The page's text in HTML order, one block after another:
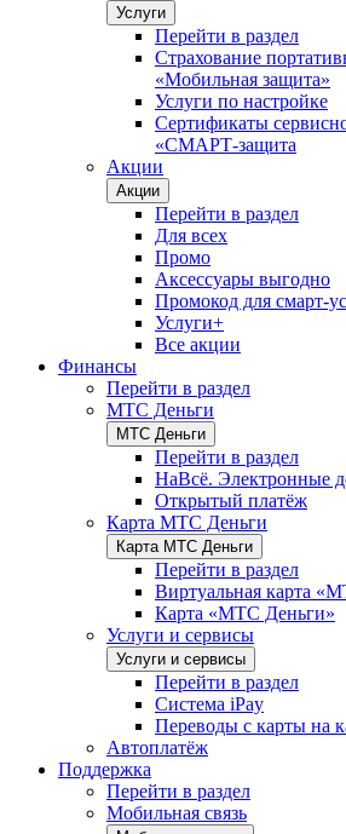
Услуги
Перейти в раздел
Страхование
«Мобильная защита»
Услуги по настройке
Сертификаты
«СМАРТ-защита
Акции
Акции
Перейти в раздел
Для всех
Промо
Аксессуары выгодно
Промокод для смарт-
Услуги+
Все акции
Финансы
Перейти в раздел
МТС Деньги
МТС Деньги
Перейти в раздел
НаВсё. Электронные
Открытый платёж
Карта МТС Деньги
Карта МТС Деньги
Перейти в раздел
Виртуальная карта
Карта «МТС Деньги»
Услуги и сервисы
Услуги и сервисы
Перейти в раздел
Система iPay
Переводы с карты на
Автоплатёж
Поддержка
Перейти в раздел
Мобильная связь